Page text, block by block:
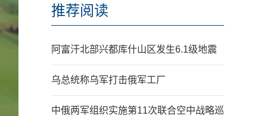
推荐阅读
阿富汗北部兴都库什山区发生6.1级地震
乌总统称乌军打击俄军工厂
中俄两军组织实施第11次联合空中战略巡